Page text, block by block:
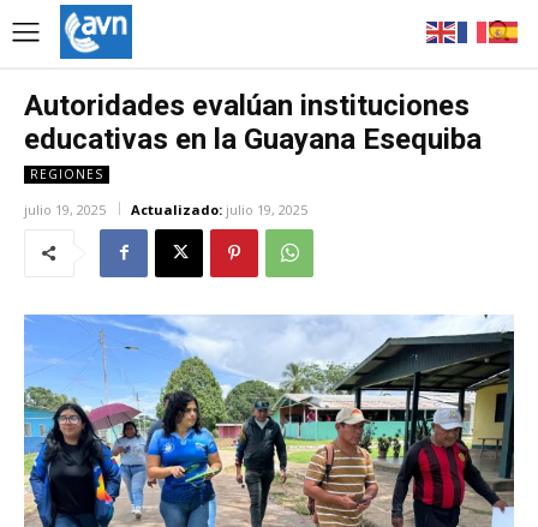
Autoridades evalúan instituciones
educativas en la Guayana Esequiba
REGIONES
julio 19, 2025 Actualizado: julio 19, 2025